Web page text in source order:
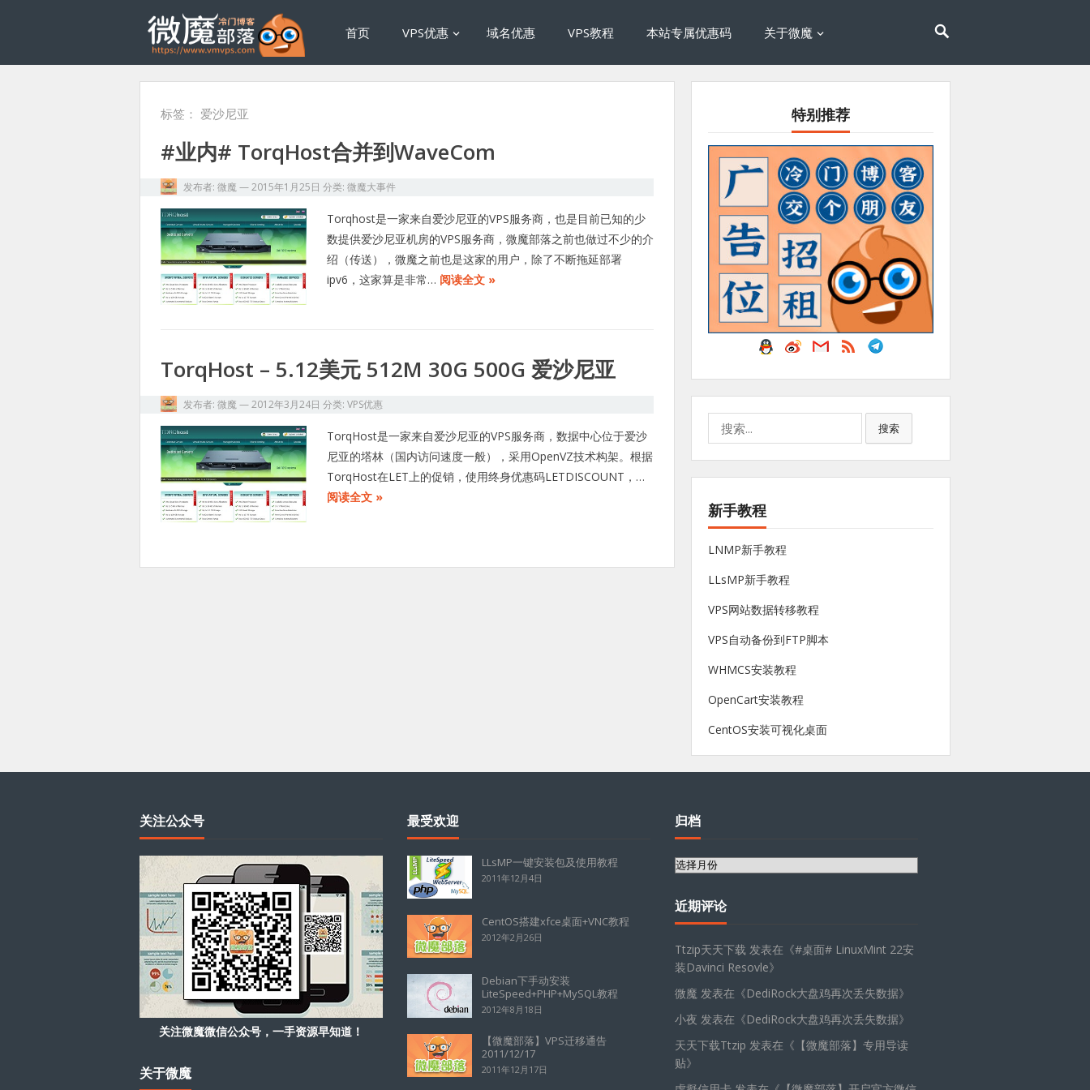
首页 VPS优惠 域名优惠 VPS教程 本站专属优惠码 关于微魔
标签： 爱沙尼亚
#业内# TorqHost合并到WaveCom
发布者: 微魔 —2015年1月25日 分类: 微魔大事件
Torqhost是一家来自爱沙尼亚的VPS服务商，也是目前已知的少
数提供爱沙尼亚机房的VPS服务商，微魔部落之前也做过不少的介
绍（传送），微魔之前也是这家的用户，除了不断拖延部署
ipv6，这家算是非常… 阅读全文 »
TorqHost – 5.12美元 512M 30G 500G 爱沙尼亚
发布者: 微魔 —2012年3月24日 分类: VPS优惠
TorqHost是一家来自爱沙尼亚的VPS服务商，数据中心位于爱沙
尼亚的塔林（国内访问速度一般），采用OpenVZ技术构架。根据
TorqHost在LET上的促销，使用终身优惠码LETDISCOUNT，…
阅读全文 »
特别推荐
搜索
新手教程
LNMP新手教程
LLsMP新手教程
VPS网站数据转移教程
VPS自动备份到FTP脚本
WHMCS安装教程
OpenCart安装教程
CentOS安装可视化桌面
关注公众号
关注微魔微信公众号，一手资源早知道！
关于微魔
最受欢迎
LLsMP一键安装包及使用教程
2011年12月4日
CentOS搭建xfce桌面+VNC教程
2012年2月26日
Debian下手动安装
LiteSpeed+PHP+MySQL教程
2012年8月18日
【微魔部落】VPS迁移通告
2011/12/17
2011年12月17日
归档
归
近期评论
Ttzip天天下载 发表在《#桌面# LinuxMint 22安
装Davinci Resovle》
微魔 发表在《DediRock大盘鸡再次丢失数据》
小夜 发表在《DediRock大盘鸡再次丢失数据》
天天下载Ttzip 发表在《 【微魔部落】专用导读
贴》